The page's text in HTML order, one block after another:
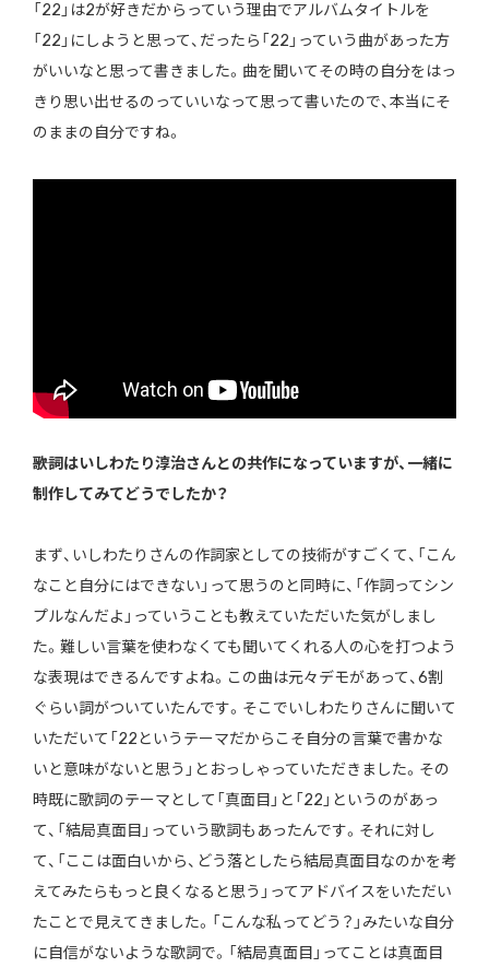
「22」は2が好きだからっていう理由でアルバムタイトルを
「22」にしようと思って、だったら「22」っていう曲があった方
がいいなと思って書きました。曲を聞いてその時の自分をはっ
きり思い出せるのっていいなって思って書いたので、本当にそ
のままの自分ですね。
――歌詞はいしわたり淳治さんとの共作になっていますが、一緒に
制作してみてどうでしたか？
まず、いしわたりさんの作詞家としての技術がすごくて、「こん
なこと自分にはできない」って思うのと同時に、「作詞ってシン
プルなんだよ」っていうことも教えていただいた気がしまし
た。難しい言葉を使わなくても聞いてくれる人の心を打つよう
な表現はできるんですよね。この曲は元々デモがあって、6割
ぐらい詞がついていたんです。そこでいしわたりさんに聞いて
いただいて「22というテーマだからこそ自分の言葉で書かな
いと意味がないと思う」とおっしゃっていただきました。その
時既に歌詞のテーマとして「真面目」と「22」というのがあっ
て、「結局真面目」っていう歌詞もあったんです。それに対し
て、「ここは面白いから、どう落としたら結局真面目なのかを考
えてみたらもっと良くなると思う」ってアドバイスをいただい
たことで見えてきました。「こんな私ってどう？」みたいな自分
に自信がないような歌詞で。「結局真面目」ってことは真面目